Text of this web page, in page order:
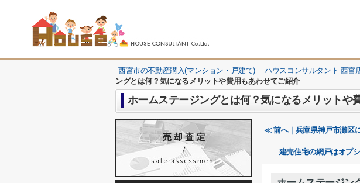
西宮市の不動産購入(マンション・戸建て)｜ ハウスコンサルタント 西宮
ングとは何？気になるメリットや費用もあわせてご紹介
ホームステージングとは何？気になるメリットや
≪ 前へ｜兵庫県神戸市灘区
建売住宅の網戸はオプ